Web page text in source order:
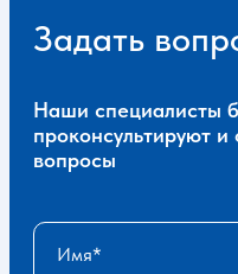
Задать
Наши специалисты
проконсультируют и
вопросы
Имя